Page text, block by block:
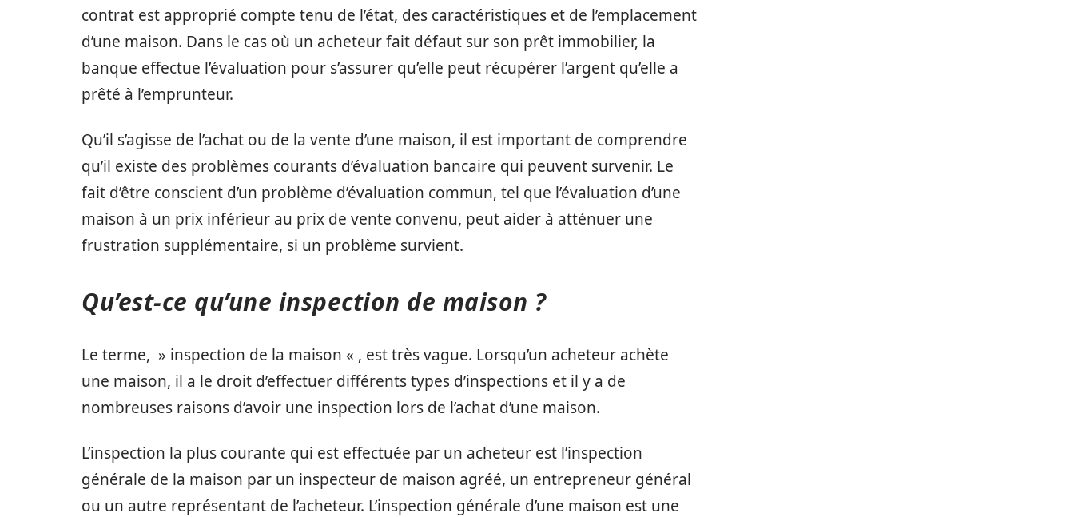
contrat est approprié compte tenu de l’état, des caractéristiques et de l’emplacement
d’une maison. Dans le cas où un acheteur fait défaut sur son prêt immobilier, la
banque effectue l’évaluation pour s’assurer qu’elle peut récupérer l’argent qu’elle a
prêté à l’emprunteur.
Qu’il s’agisse de l’achat ou de la vente d’une maison, il est important de comprendre
qu’il existe des problèmes courants d’évaluation bancaire qui peuvent survenir. Le
fait d’être conscient d’un problème d’évaluation commun, tel que l’évaluation d’une
maison à un prix inférieur au prix de vente convenu, peut aider à atténuer une
frustration supplémentaire, si un problème survient.
Qu’est-ce qu’une inspection de maison ?
Le terme, » inspection de la maison « , est très vague. Lorsqu’un acheteur achète
une maison, il a le droit d’effectuer différents types d’inspections et il y a de
nombreuses raisons d’avoir une inspection lors de l’achat d’une maison.
L’inspection la plus courante qui est effectuée par un acheteur est l’inspection
générale de la maison par un inspecteur de maison agréé, un entrepreneur général
ou un autre représentant de l’acheteur. L’inspection générale d’une maison est une